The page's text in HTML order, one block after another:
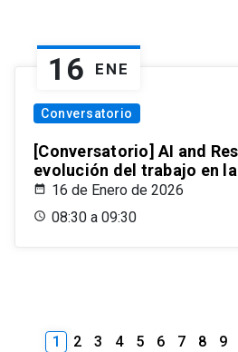
16 ENE
Conversatorio
[Conversatorio] AI and
evolución del trabajo en
16 de Enero de 2026
08:30 a 09:30
1 2 3 4 5 6 7 8 9